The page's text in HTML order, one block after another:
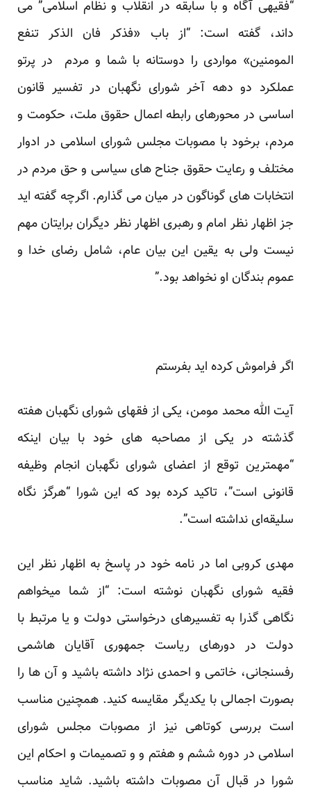
“فقیهی آگاه و با سابقه در انقلاب و نظام اسلامی” می
داند، گفته است: “از باب «فذکر فان الذکر تنفع
المومنین» مواردی را دوستانه با شما و مردم در پرتو
عملکرد دو دهه آخر شورای نگهبان در تفسیر قانون
اساسی در محورهای رابطه اعمال حقوق ملت، حکومت و
مردم، برخود با مصوبات مجلس شورای اسلامی در ادوار
مختلف و رعایت حقوق جناح های سیاسی و حق مردم در
انتخابات های گوناگون در میان می گذارم. اگرچه گفته اید
جز اظهار نظر امام و رهبری اظهار نظر دیگران برایتان مهم
نیست ولی به یقین این بیان عام، شامل رضای خدا و
عموم بندگان او نخواهد بود.”
اگر فراموش کرده اید بفرستم
آیت الله محمد مومن، یکی از فقهای شورای نگهبان هفته
گذشته در یکی از مصاحبه های خود با بیان اینکه
“مهمترین توقع از اعضای شورای نگهبان انجام وظیفه
قانونی است”، تاکید کرده بود که این شورا “هرگز نگاه
سلیقه‌ای نداشته است”.
مهدی کروبی اما در نامه خود در پاسخ به اظهار نظر این
فقیه شورای نگهبان نوشته است: “از شما میخواهم
نگاهی گذرا به تفسیرهای درخواستی دولت و یا مرتبط با
دولت در دورهای ریاست جمهوری آقایان هاشمی
رفسنجانی، خاتمی و احمدی نژاد داشته باشید و آن ها را
بصورت اجمالی با یکدیگر مقایسه کنید. همچنین مناسب
است بررسی کوتاهی نیز از مصوبات مجلس شورای
اسلامی در دوره ششم و هفتم و و تصمیمات و احکام این
شورا در قبال آن مصوبات داشته باشید. شاید مناسب